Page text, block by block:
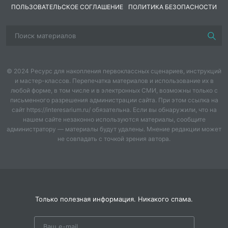
🎓 Используйте карточки для:
• Визуального запоминания
Подарите своим ученикам возможность учиться с
удовольствием!
ПОЛЬЗОВАТЕЛЬСКОЕ СОГЛАШЕНИЕ
ПОЛИТИКА БЕЗОПАСНОСТИ
© 2024 Ресурс для накопления первоклассных сценариев, инструкций
и мастер-классов. Перепечатка материалов и использование их в
любой форме, в том числе и в электронных СМИ, возможны только с
письменного разрешения администрации сайта. При этом ссылка на
сайт https://interesarium.ru/ обязательна. Если вы обнаружили, что на
нашем сайте незаконно используются материалы, сообщите
администратору — материалы будут удалены. Мнение редакции может
не совпадать с точкой зрения автора.
Только полезная информация. Никакого спама.